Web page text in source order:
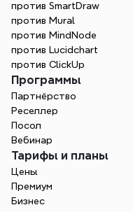
против SmartDraw
против Mural
против MindNode
против Lucidchart
против ClickUp
Программы
Партнёрство
Реселлер
Посол
Вебинар
Тарифы и планы
Цены
Премиум
Бизнес